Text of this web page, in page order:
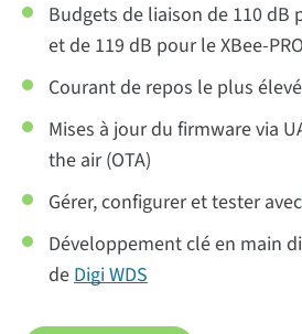
Budgets de liaison de 110 dB
et de 119 dB pour le XBee-PRO
Courant de repos le plus
Mises à jour du firmware via
the air (OTA)
Gérer, configurer et tester avec
Développement clé en main
deDigi WDS